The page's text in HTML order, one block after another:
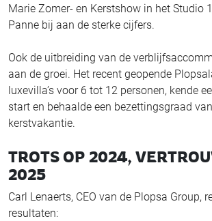
Marie Zomer- en Kerstshow in het Studio
Panne bij aan de sterke cijfers.
Ook de uitbreiding van de
aan de groei. Het recent geopende
luxevilla’s voor 6 tot 12 personen, kende
start en behaalde een bezettingsgraad
kerstvakantie.
TROTS OP 2024,
2025
Carl Lenaerts, CEO van de Plopsa Group,
resultaten: